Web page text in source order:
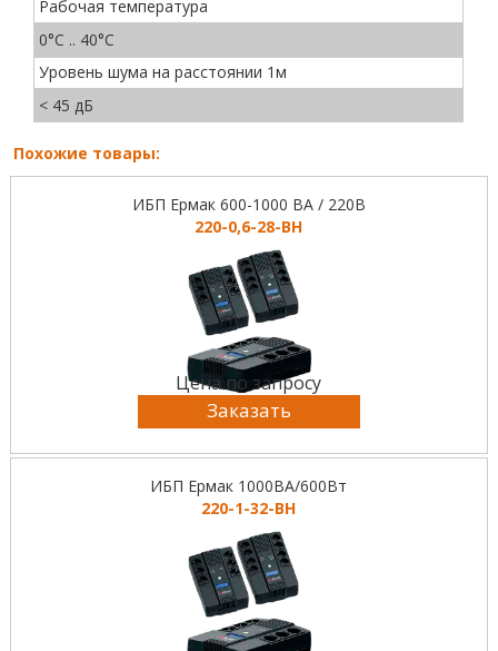
Рабочая температура
0°C .. 40°C
Уровень шума на расстоянии 1м
< 45 дБ
Похожие товары:
ИБП Ермак 600-1000 ВА / 220В
220-0,6-28-BH
Цена по запросу
Заказать
ИБП Ермак 1000ВА/600Вт
220-1-32-BH